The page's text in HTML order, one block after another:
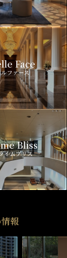
Face
ファース
Bliss
イムブリス
報